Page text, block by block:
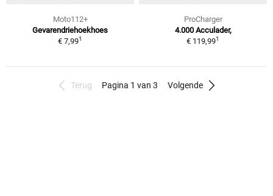
Moto112+
Gevarendriehoekhoes
€ 7,991
ProCharger
4.000 Acculader,
€ 119,991
Terug Pagina 1 van 3 Volgende